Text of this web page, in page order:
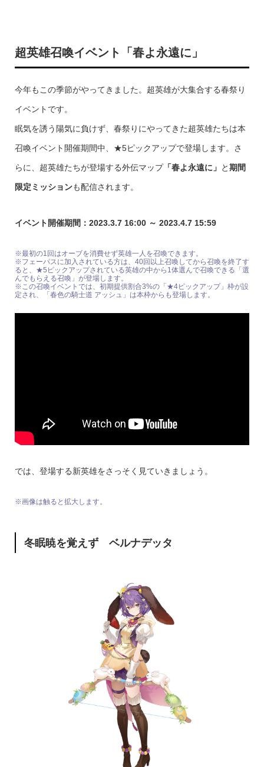
超英雄召喚イベント「春よ永遠に」
今年もこの季節がやってきました。超英雄が大集合する春祭り
イベントです。
眠気を誘う陽気に負けず、春祭りにやってきた超英雄たちは本
召喚イベント開催期間中、★5ピックアップで登場します。さ
らに、超英雄たちが登場する外伝マップ「春よ永遠に」 と期間
限定ミッションも配信されます。
イベント開催期間：2023.3.7 16:00 ～ 2023.4.7 15:59
※最初の1回はオーブを消費せず英雄一人を召喚できます。
※フェーパスに加入されている方は、40回以上召喚してから召喚を終了す
ると、★5ピックアップされている英雄の中から1体選んで召喚できる「選
んでもらえる召喚」が登場します。
※この召喚イベントでは、初期提供割合3%の「★4ピックアップ」枠が設
定され、「春色の騎士道 アッシュ」は本枠からも登場します。
では、登場する新英雄をさっそく見ていきましょう。
※画像は触ると拡大します。
冬眠暁を覚えず ベルナデッタ